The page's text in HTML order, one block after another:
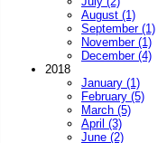
August (1)
September (1)
November (1)
December (4)
2018
January (1)
February (5)
March (5)
April (3)
June (2)